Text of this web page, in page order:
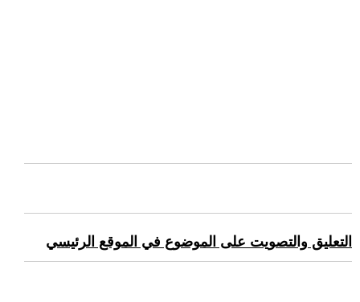
التعليق والتصويت على الموضوع في الموقع الرئيسي